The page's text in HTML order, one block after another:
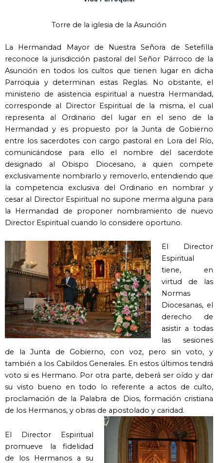
Torre de la iglesia de la Asunción
La Hermandad Mayor de Nuestra Señora de Setefilla
reconoce la jurisdicción pastoral del Señor Párroco de la
Asunción en todos los cultos que tienen lugar en dicha
Parroquia y determinan estas Reglas. No obstante, el
ministerio de asistencia espiritual a nuestra Hermandad,
corresponde al Director Espiritual de la misma, el cual
representa al Ordinario del lugar en el seno de la
Hermandad y es propuesto por la Junta de Gobierno
entre los sacerdotes con cargo pastoral en Lora del Río,
comunicándose para ello el nombre del sacerdote
designado al Obispo Diocesano, a quien compete
exclusivamente nombrarlo y removerlo, entendiendo que
la competencia exclusiva del Ordinario en nombrar y
cesar al Director Espiritual no supone merma alguna para
la Hermandad de proponer nombramiento de nuevo
Director Espiritual cuando lo considere oportuno.
El Director
Espiritual
tiene, en
virtud de las
Normas
Diocesanas, el
derecho de
asistir a todas
las sesiones
de la Junta de Gobierno, con voz, pero sin voto, y
también a los Cabildos Generales. En estos últimos tendrá
voto si es Hermano. Por otra parte, deberá ser oído y dar
su visto bueno en todo lo referente a actos de culto,
proclamación de la Palabra de Dios, formación cristiana
de los Hermanos, y obras de apostolado y caridad.
El Director Espiritual
promueve la fidelidad
de los Hermanos a su